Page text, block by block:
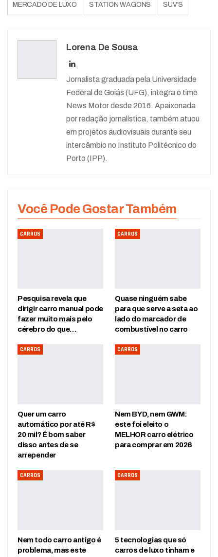
MERCADO DE LUXO STATION WAGONS SUV'S
Lorena De Sousa
Jornalista graduada pela Universidade
Federal de Goiás (UFG), integra o time
News Motor desde 2016. Apaixonada
por redação jornalística, também atuou
em projetos audiovisuais durante seu
intercâmbio no Instituto Politécnico do
Porto (IPP).
Você Pode Gostar Também
CARROS
Pesquisa revela que
dirigir carro manual pode
fazer muito mais pelo
cérebro do que…
CARROS
Quase ninguém sabe
para que serve a seta ao
lado do marcador de
combustível no carro
CARROS
Quer um carro
automático por até R$
20 mil? É bom saber
disso antes de se
arrepender
CARROS
Nem BYD, nem GWM:
este foi eleito o
MELHOR carro elétrico
para comprar em 2026
CARROS
Nem todo carro antigo é
problema, mas este
CARROS
5 tecnologias que só
carros de luxo tinham e